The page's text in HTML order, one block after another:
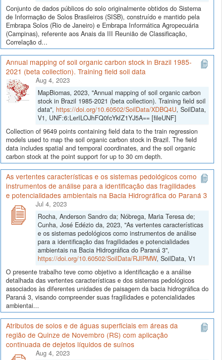
Conjunto de dados públicos do solo originalmente obtidos do Sistema
de Informação de Solos Brasileiros (SISB), construído e mantido pela
Embrapa Solos (Rio de Janeiro) e Embrapa Informática Agropecuária
(Campinas), referente aos Anais da III Reunião de Classificação,
Correlação d...
Annual mapping of soil organic carbon stock in Brazil 1985-
2021 (beta collection). Training field soil data
Aug 4, 2023
MapBiomas, 2023, "Annual mapping of soil organic carbon
stock in Brazil 1985-2021 (beta collection). Training field soil
data", https://doi.org/10.60502/SoilData/XDBQ4U, SoilData,
V1, UNF:6:LerILOJhFQ0fcYkfZ1YJ5A== [fileUNF]
Collection of 9649 points containing field data to the train regression
models used to map the soil organic carbon stock in Brazil. The field
data includes spatial and temporal coordinates, and the soil organic
carbon stock at the point support for up to 30 cm depth.
As vertentes características e os sistemas pedológicos como
instrumentos de análise para a identificação das fragilidades
e potencialidades ambientais na Bacia Hidrográfica do Paraná 3
Jul 4, 2023
Rocha, Anderson Sandro da; Nóbrega, Maria Teresa de;
Cunha, José Edézio da, 2023, "As vertentes características
e os sistemas pedológicos como instrumentos de análise
para a identificação das fragilidades e potencialidades
ambientais na Bacia Hidrográfica do Paraná 3",
https://doi.org/10.60502/SoilData/RJIPMW, SoilData, V1
O presente trabalho teve como objetivo a identificação e a análise
detalhada das vertentes características e dos sistemas pedológicos
associados às diferentes unidades de paisagem da bacia hidrográfica do
Paraná 3, visando compreender suas fragilidades e potencialidades
ambientai...
Atributos de solos e de águas superficiais em áreas da
região de Quinze de Novembro (RS) com aplicação
continuada de dejetos líquidos de suínos
Aug 4, 2023